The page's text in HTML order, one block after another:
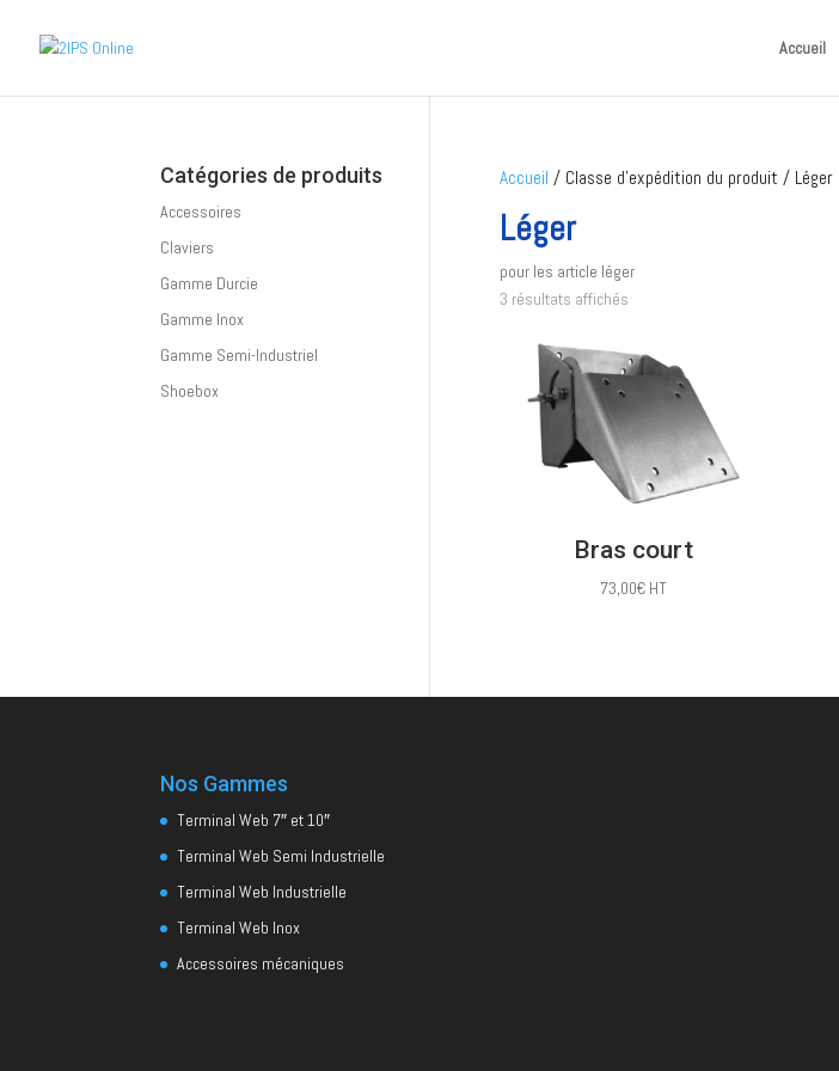
Accueil
Accueil / Classe d’expédition du produit / Léger
Léger
pour les article léger
3 résultats affichés
Bras court
73,00€ HT
Catégories de produits
Accessoires
Claviers
Gamme Durcie
Gamme Inox
Gamme Semi-Industriel
Shoebox
Nos Gammes
Terminal Web 7″ et 10″
Terminal Web Semi Industrielle
Terminal Web Industrielle
Terminal Web Inox
Accessoires mécaniques